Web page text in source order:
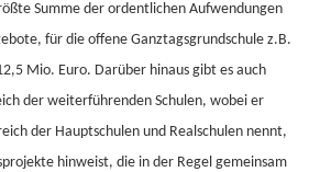
Summe der ordentlichen Aufwendungen
für die offene Ganztagsgrundschule z.B.
Mio. Euro. Darüber hinaus gibt es auch
der weiterführenden Schulen, wobei er
der Hauptschulen und Realschulen nennt,
hinweist, die in der Regel gemeinsam